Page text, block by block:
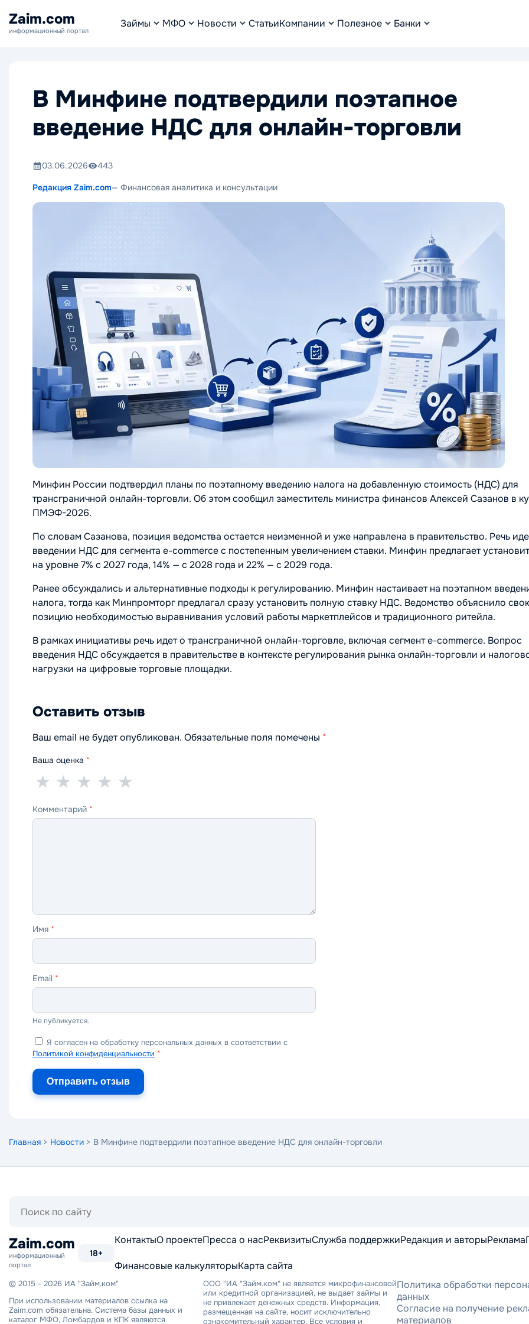
Zaim.com
информационный портал
Займы МФО Новости СтатьиКомпании Полезное Банки
В Минфине подтвердили поэтапное
введение НДС для онлайн-торговли
03.06.2026 443
Редакция Zaim.com— Финансовая аналитика и консультации
Минфин России подтвердил планы по поэтапному введению налога на добавленную стоимость (НДС) для
трансграничной онлайн-торговли. Об этом сообщил заместитель министра финансов Алексей Сазанов в
ПМЭФ-2026.
По словам Сазанова, позиция ведомства остается неизменной и уже направлена в правительство. Речь
введении НДС для сегмента e-commerce с постепенным увеличением ставки. Минфин предлагает
на уровне 7% с 2027 года, 14% — с 2028 года и 22% — с 2029 года.
Ранее обсуждались и альтернативные подходы к регулированию. Минфин настаивает на поэтапном
налога, тогда как Минпромторг предлагал сразу установить полную ставку НДС. Ведомство объяснило
позицию необходимостью выравнивания условий работы маркетплейсов и традиционного ритейла.
В рамках инициативы речь идет о трансграничной онлайн-торговле, включая сегмент e-commerce. Вопрос
введения НДС обсуждается в правительстве в контексте регулирования рынка онлайн-торговли и
нагрузки на цифровые торговые площадки.
Оставить отзыв
Ваш email не будет опубликован. Обязательные поля помечены *
Ваша оценка *
5
—
★
4
—
★
3
—
★
2
—
★
1
—
★
Комментарий *
Имя *
Email *
Не публикуется.
Я согласен на обработку персональных данных в соответствии с
Политикой конфиденциальности *
Отправить отзыв
Главная > Новости > В Минфине подтвердили поэтапное введение НДС для онлайн-торговли
Zaim.com
информационный
портал
18+
КонтактыО проектеПресса о насРеквизитыСлужба поддержкиРедакция и авторыРеклама
Финансовые калькуляторыКарта сайта
© 2015 - 2026 ИА "Займ.ком"
При использовании материалов ссылка на
Zaim.com обязательна. Система базы данных и
каталог МФО, Ломбардов и КПК являются
ООО "ИА "Займ.ком" не является микрофинансовой
или кредитной организацией, не выдает займы и
не привлекает денежных средств. Информация,
размещенная на сайте, носит исключительно
ознакомительный характер. Все условия и
Политика обработки
данных
Согласие на получение
материалов